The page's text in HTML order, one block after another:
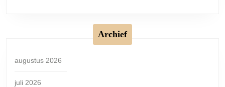
Archief
augustus 2026
juli 2026